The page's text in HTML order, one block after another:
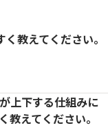
教えてください。
上下する仕組みに
教えてください。